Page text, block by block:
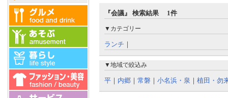
『会議』 検索結果 1件
▼カテゴリー
ランチ ｜
▼地域で絞込み
平 ｜ 内郷 ｜ 常磐 ｜ 小名浜・泉 ｜ 植田・勿